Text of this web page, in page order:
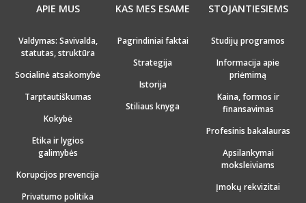
APIE MUS
Valdymas: Savivalda,
statutas, struktūra
Socialinė atsakomybė
Tarptautiškumas
Kokybė
Etika ir lygios
galimybės
Korupcijos prevencija
Privatumo politika
KAS MES ESAME
Pagrindiniai faktai
Strategija
Istorija
Stiliaus knyga
STOJANTIESIEMS
Studijų programos
Informacija apie
priėmimą
Kaina, formos ir
finansavimas
Profesinis bakalauras
Apsilankymai
moksleiviams
Įmokų rekvizitai